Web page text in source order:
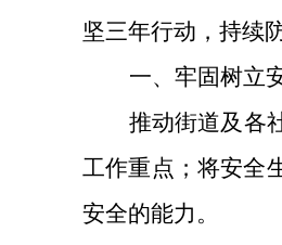
坚三年行动，持续
一、 牢固树立
推动街道及 各
工作重点；将安全
安全的能力。